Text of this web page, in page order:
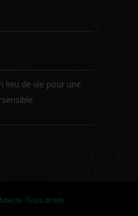
lieu de vie pour une
Tous droits